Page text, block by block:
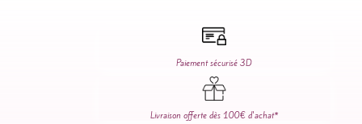
Paiement sécurisé 3D
Livraison offerte dès 100€ d'achat*